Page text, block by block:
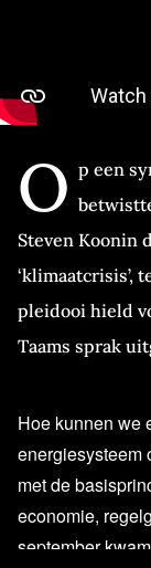
O p een
Steven Koonin
‘klimaatcrisis’,
pleidooi hield
Taams sprak
Hoe kunnen we
energiesysteem
met de
economie,
september